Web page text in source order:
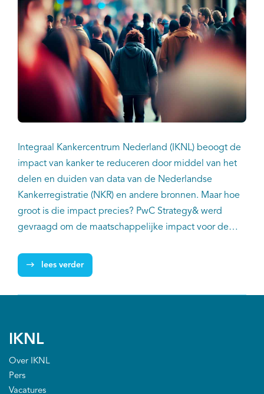
Integraal Kankercentrum Nederland (IKNL) beoogt de
impact van kanker te reduceren door middel van het
delen en duiden van data van de Nederlandse
Kankerregistratie (NKR) en andere bronnen. Maar hoe
groot is die impact precies? PwC Strategy& werd
gevraagd om de maatschappelijke impact voor de
vertalen naar financiële waarde. Deze
maatschappelijke businesscase maakt duidelijk dat
jaar. Dat betekent dat iedere euro subsidie die IKNL
lees verder
IKNL
Over IKNL
Pers
Vacatures